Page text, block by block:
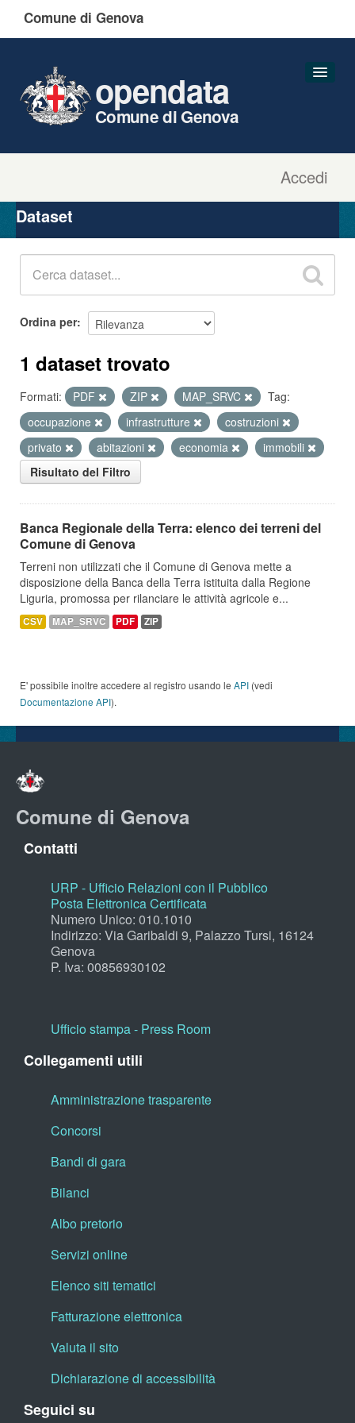
Comune di Genova
Accedi
opendata
Comune di Genova
Organizzazioni
Gruppi
Dataset
Ordina per
1 dataset trovato
Formati: PDF ZIP MAP_SRVC
Tag:
occupazione
infrastrutture
costruzioni
privato
abitazioni economia
immobili
Risultato del Filtro
Banca Regionale della Terra: elenco dei terreni del
Comune di Genova
Terreni non utilizzati che il Comune di Genova mette a
disposizione della Banca della Terra istituita dalla Regione
Liguria, promossa per rilanciare le attività agricole e...
CSV MAP_SRVC PDF ZIP
E' possibile inoltre accedere al registro usando le API (vedi
Documentazione API).
Comune di Genova
Contatti
URP - Ufficio Relazioni con il Pubblico
Posta Elettronica Certificata
Numero Unico: 010.1010
Indirizzo: Via Garibaldi 9, Palazzo Tursi, 16124
Genova
P. Iva: 00856930102
Ufficio stampa - Press Room
Collegamenti utili
Amministrazione trasparente
Concorsi
Bandi di gara
Bilanci
Albo pretorio
Servizi online
Elenco siti tematici
Fatturazione elettronica
Valuta il sito
Dichiarazione di accessibilità
Seguici su